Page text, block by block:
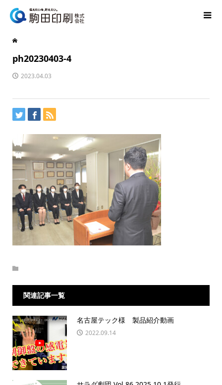
ph20230403-4
2023.04.03
関連記事一覧
名古屋テック様 製品紹介動画
2022.09.14